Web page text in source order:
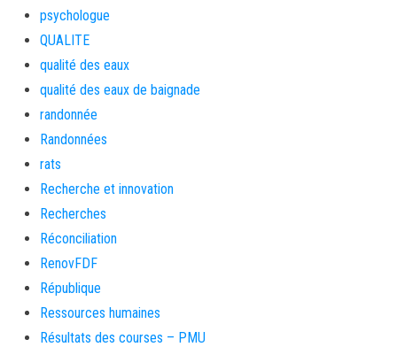
psychologue
QUALITE
qualité des eaux
qualité des eaux de baignade
randonnée
Randonnées
rats
Recherche et innovation
Recherches
Réconciliation
RenovFDF
République
Ressources humaines
Résultats des courses – PMU